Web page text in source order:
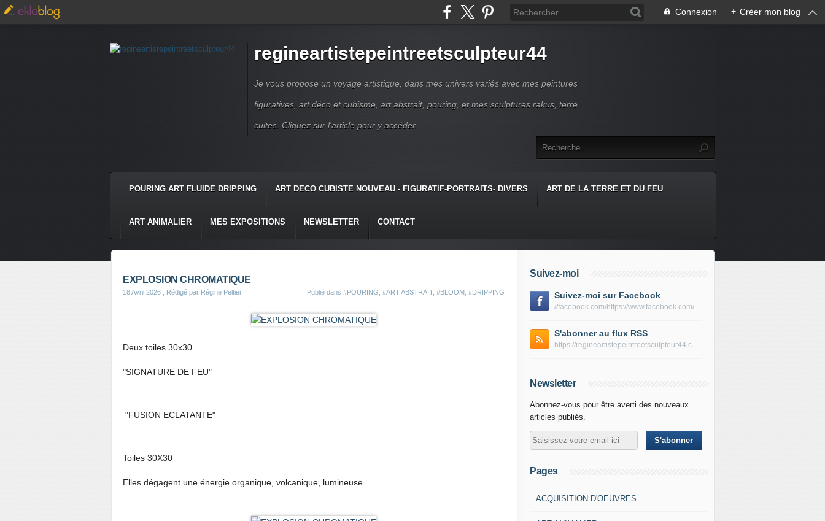
Connexion + Créer mon blog
regineartistepeintreetsculpteur44
Je vous propose un voyage artistique, dans mes univers variés avec mes peintures
figuratives, art déco et cubisme, art abstrait, pouring, et mes sculptures rakus, terre
cuites. Cliquez sur l'article pour y accéder.
POURING ART FLUIDE DRIPPING ART DECO CUBISTE NOUVEAU - FIGURATIF-PORTRAITS- DIVERS ART DE LA TERRE ET DU FEU
ART ANIMALIER MES EXPOSITIONS NEWSLETTER CONTACT
EXPLOSION CHROMATIQUE
18 Avril 2026 , Rédigé par Régine Peltier Publié dans #POURING #ART ABSTRAIT, #BLOOM #DRIPPING
Deux toiles 30x30
"SIGNATURE DE FEU"
"FUSION ECLATANTE"
Toiles 30X30
Elles dégagent une énergie organique, volcanique, lumineuse.
Suivez-moi
Suivez-moi sur Facebook
//facebook.com/https://www.facebook.com/peltierregine
S'abonner au flux RSS
https://regineartistepeintreetsculpteur44.com/rss
Newsletter
Abonnez-vous pour être averti des nouveaux
articles publiés.
Pages
ACQUISITION D'OEUVRES